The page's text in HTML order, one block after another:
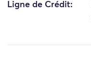
Ligne de Crédit: